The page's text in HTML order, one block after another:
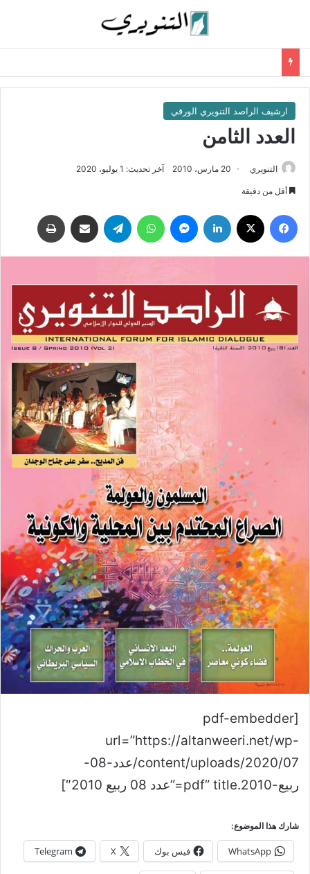
ارشيف الراصد التنويري الورقي
العدد الثامن
التنويري 20 مارس، 2010 آخر تحديث: 1 يوليو، 2020
أقل من دقيقة
[pdf-embedder
url=”https://altanweeri.net/wp-
content/uploads/2020/07/عدد-08-
ربيع-2010.pdf” title=”عدد 08 ربيع 2010″]
شارك هذا الموضوع:
WhatsApp فيس بوك X
Telegram